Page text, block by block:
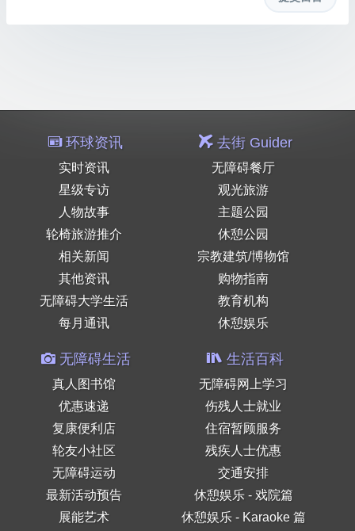
环球资讯
实时资讯
星级专访
人物故事
轮椅旅游推介
相关新闻
其他资讯
无障碍大学生活
每月通讯
去街 Guider
无障碍餐厅
观光旅游
主题公园
休憩公园
宗教建筑/博物馆
购物指南
教育机构
休憩娱乐
无障碍生活
真人图书馆
优惠速递
复康便利店
轮友小社区
无障碍运动
最新活动预告
展能艺术
生活百科
无障碍网上学习
伤残人士就业
住宿暂顾服务
残疾人士优惠
交通安排
休憩娱乐 - 戏院篇
休憩娱乐 - Karaoke 篇